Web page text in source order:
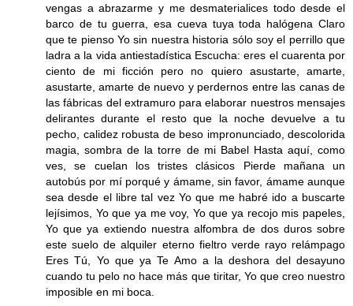
vengas a abrazarme y me desmaterialices todo desde el
barco de tu guerra, esa cueva tuya toda halógena Claro
que te pienso Yo sin nuestra historia sólo soy el perrillo que
ladra a la vida antiestadística Escucha: eres el cuarenta por
ciento de mi ficción pero no quiero asustarte, amarte,
asustarte, amarte de nuevo y perdernos entre las canas de
las fábricas del extramuro para elaborar nuestros mensajes
delirantes durante el resto que la noche devuelve a tu
pecho, calidez robusta de beso impronunciado, descolorida
magia, sombra de la torre de mi Babel Hasta aquí, como
ves, se cuelan los tristes clásicos Pierde mañana un
autobús por mí porqué y ámame, sin favor, ámame aunque
sea desde el libre tal vez Yo que me habré ido a buscarte
lejísimos, Yo que ya me voy, Yo que ya recojo mis papeles,
Yo que ya extiendo nuestra alfombra de dos duros sobre
este suelo de alquiler eterno fieltro verde rayo relámpago
Eres Tú, Yo que ya Te Amo a la deshora del desayuno
cuando tu pelo no hace más que tiritar, Yo que creo nuestro
imposible en mi boca.